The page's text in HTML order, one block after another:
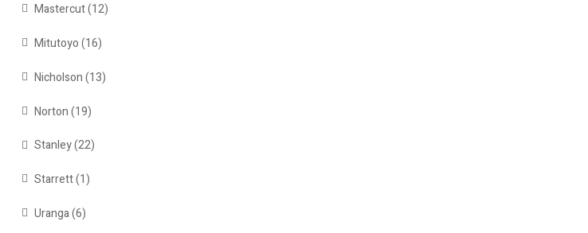
Mastercut(12)
Mitutoyo(16)
Nicholson(13)
Norton(19)
Stanley(22)
Starrett(1)
Uranga(6)